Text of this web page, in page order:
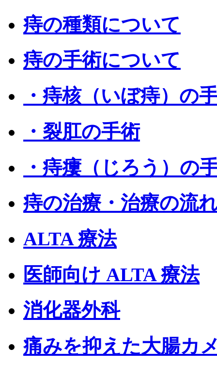
痔の種類について
痔の手術について
・痔核（いぼ痔）の
・裂肛の手術
・痔瘻（じろう）の
痔の治療・治療の流
ALTA 療法
医師向け ALTA 療法
消化器外科
痛みを抑えた大腸カ